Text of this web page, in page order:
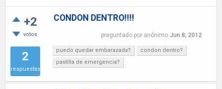
+2
votos
2
respuestas
CONDON DENTRO!!!!
preguntado por anónimo Jun 8, 2012
puedo quedar embarazada?
condon dentro?
pastilla de emergencia?